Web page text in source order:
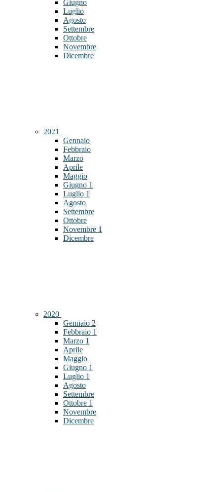
Giugno
Luglio
Agosto
Settembre
Ottobre
Novembre
Dicembre
2021
Gennaio
Febbraio
Marzo
Aprile
Maggio
Giugno 1
Luglio 1
Agosto
Settembre
Ottobre
Novembre 1
Dicembre
2020
Gennaio 2
Febbraio 1
Marzo 1
Aprile
Maggio
Giugno 1
Luglio 1
Agosto
Settembre
Ottobre 1
Novembre
Dicembre